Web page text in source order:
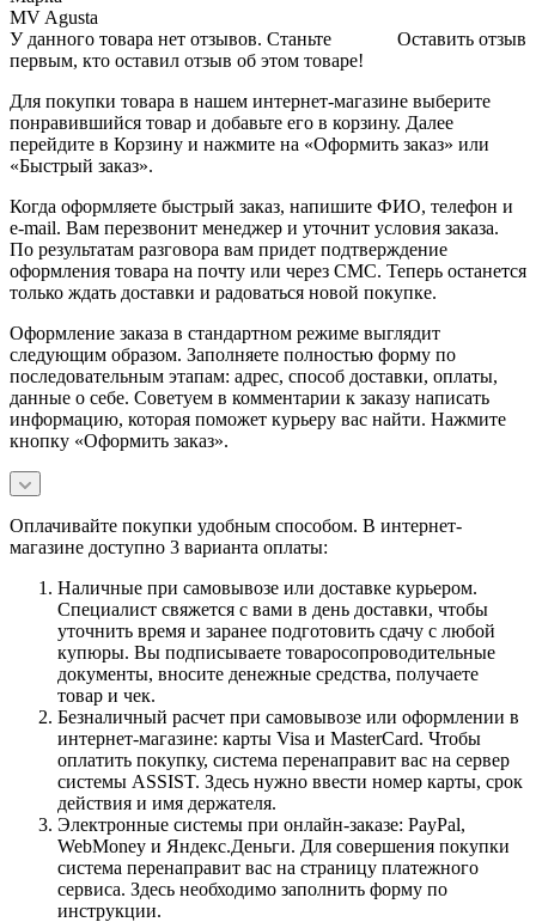
MV Agusta
Оставить отзыв
У данного товара нет отзывов. Станьте
первым, кто оставил отзыв об этом товаре!
Для покупки товара в нашем интернет-магазине выберите
понравившийся товар и добавьте его в корзину. Далее
перейдите в Корзину и нажмите на «Оформить заказ» или
«Быстрый заказ».
Когда оформляете быстрый заказ, напишите ФИО, телефон и
e-mail. Вам перезвонит менеджер и уточнит условия заказа.
По результатам разговора вам придет подтверждение
оформления товара на почту или через СМС. Теперь останется
только ждать доставки и радоваться новой покупке.
Оформление заказа в стандартном режиме выглядит
следующим образом. Заполняете полностью форму по
последовательным этапам: адрес, способ доставки, оплаты,
данные о себе. Советуем в комментарии к заказу написать
информацию, которая поможет курьеру вас найти. Нажмите
кнопку «Оформить заказ».
Оплачивайте покупки удобным способом. В интернет-
магазине доступно 3 варианта оплаты:
Наличные при самовывозе или доставке курьером.
Специалист свяжется с вами в день доставки, чтобы
уточнить время и заранее подготовить сдачу с любой
купюры. Вы подписываете товаросопроводительные
документы, вносите денежные средства, получаете
товар и чек.
Безналичный расчет при самовывозе или оформлении в
интернет-магазине: карты Visa и MasterCard. Чтобы
оплатить покупку, система перенаправит вас на сервер
системы ASSIST. Здесь нужно ввести номер карты, срок
действия и имя держателя.
Электронные системы при онлайн-заказе: PayPal,
WebMoney и Яндекс.Деньги. Для совершения покупки
система перенаправит вас на страницу платежного
сервиса. Здесь необходимо заполнить форму по
инструкции.